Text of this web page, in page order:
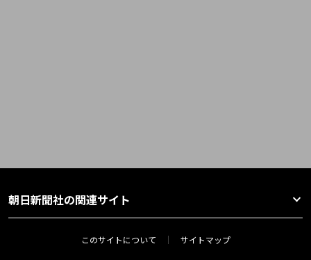
朝日新聞社の関連サイト
このサイトについて サイトマップ